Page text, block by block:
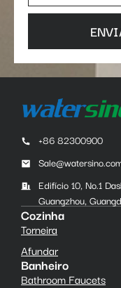
+86 82300900
Edifício 10, No.1
Guangzhou,
Cozinha
Torneira
Afundar
Banheiro
Bathroom Faucets